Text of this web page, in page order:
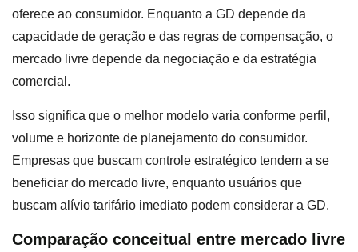
oferece ao consumidor. Enquanto a GD depende da
capacidade de geração e das regras de compensação, o
mercado livre depende da negociação e da estratégia
comercial.
Isso significa que o melhor modelo varia conforme perfil,
volume e horizonte de planejamento do consumidor.
Empresas que buscam controle estratégico tendem a se
beneficiar do mercado livre, enquanto usuários que
buscam alívio tarifário imediato podem considerar a GD.
Comparação conceitual entre mercado livre